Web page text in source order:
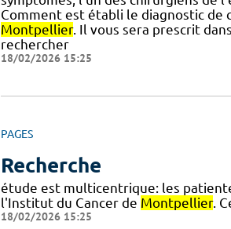
Comment est établi le diagnostic de
Montpellier. Il vous sera prescrit
rechercher
18/02/2026 15:25
PAGES
Recherche
étude est multicentrique: les
l'Institut du Cancer de Montpellier.
18/02/2026 15:25